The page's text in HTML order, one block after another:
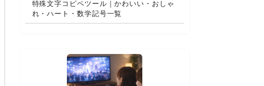
特殊文字コピペツール｜かわいい・おしゃ
れ・ハート・数学記号一覧